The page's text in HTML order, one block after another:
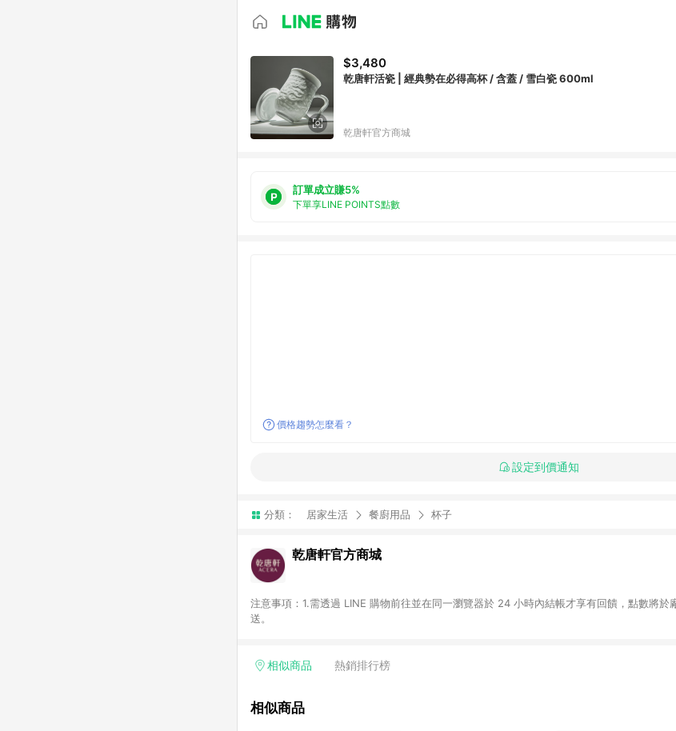
$3,480
乾唐軒活瓷 | 經典勢在必得高杯 / 含蓋 / 雪白瓷 600ml
乾唐軒官方商城
訂單成立賺5%
下單享LINE POINTS點數
價格趨勢怎麼看？
設定到價通知
分類： 居家生活 餐廚用品 杯子
乾唐軒官方商城
注意事項：1.需透過 LINE 購物前往並在同一瀏覽器於 24 小時內結帳才享有回饋，點數將於
送。
相似商品 熱銷排行榜
相似商品